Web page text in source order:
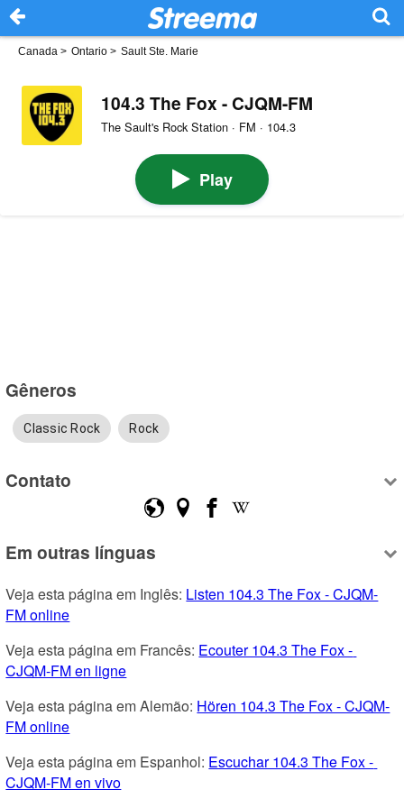
Canada > Ontario > Sault Ste. Marie
104.3 The Fox - CJQM-FM
The Sault's Rock Station · FM · 104.3
Play
Gêneros
Classic Rock Rock
Contato
Em outras línguas
Veja esta página em Inglês: Listen 104.3 The Fox - CJQM-
FM online
Veja esta página em Francês: Ecouter 104.3 The Fox -
CJQM-FM en ligne
Veja esta página em Alemão: Hören 104.3 The Fox - CJQM-
FM online
Veja esta página em Espanhol: Escuchar 104.3 The Fox -
CJQM-FM en vivo